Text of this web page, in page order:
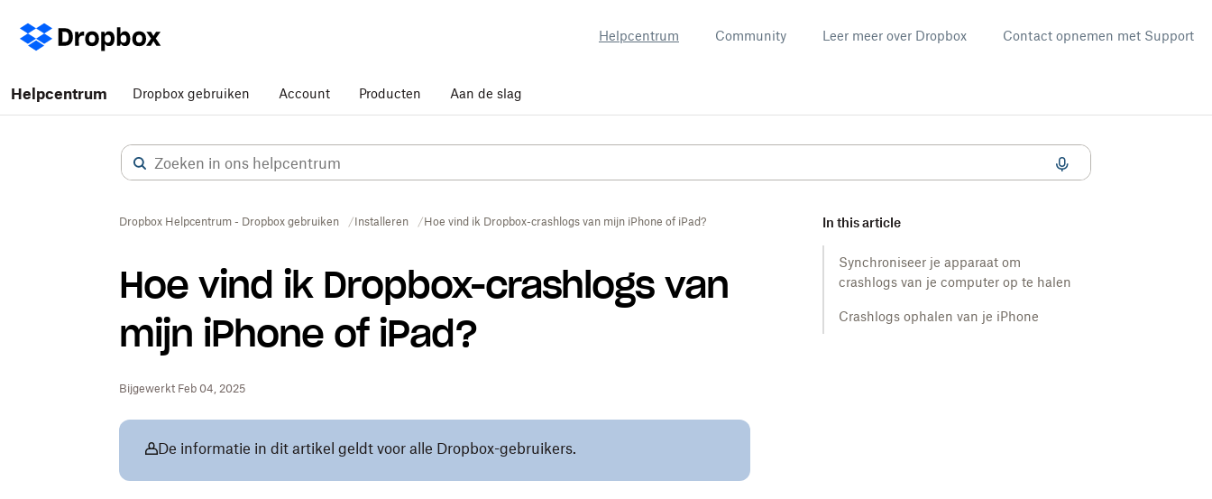
Helpcentrum Community Leer meer over Dropbox Contact opnemen met Support
Helpcentrum Dropbox gebruiken Account Producten Aan de slag
Dropbox Helpcentrum - Dropbox gebruiken Installeren Hoe vind ik Dropbox-crashlogs van mijn iPhone of iPad?
Hoe vind ik Dropbox-crashlogs van
mijn iPhone of iPad?
Bijgewerkt Feb 04, 2025
In this article
Synchroniseer je apparaat om
crashlogs van je computer op te halen
Crashlogs ophalen van je iPhone
De informatie in dit artikel geldt voor alle Dropbox-gebruikers.